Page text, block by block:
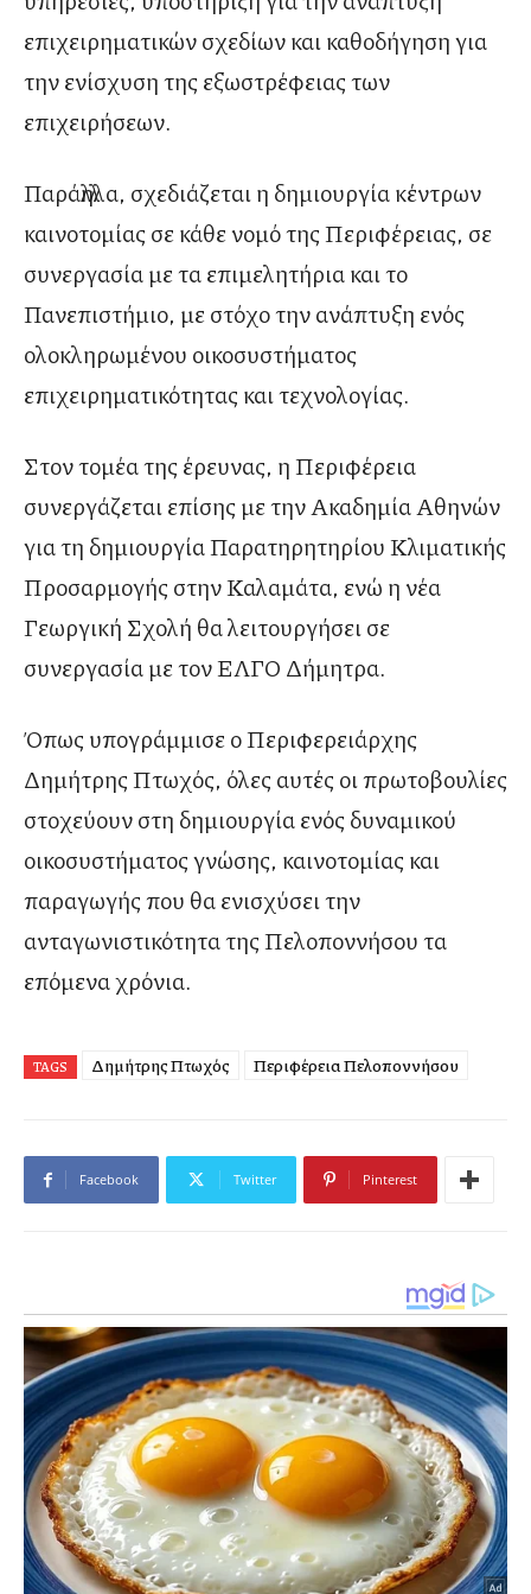
επιχειρηματικών σχεδίων και καθοδήγηση για
την ενίσχυση της εξωστρέφειας των
επιχειρήσεων.
Παράλληλα, σχεδιάζεται η δημιουργία κέντρων
καινοτομίας σε κάθε νομό της Περιφέρειας, σε
συνεργασία με τα επιμελητήρια και το
Πανεπιστήμιο, με στόχο την ανάπτυξη ενός
ολοκληρωμένου οικοσυστήματος
επιχειρηματικότητας και τεχνολογίας.
Στον τομέα της έρευνας, η Περιφέρεια
συνεργάζεται επίσης με την Ακαδημία Αθηνών
για τη δημιουργία Παρατηρητηρίου Κλιματικής
Προσαρμογής στην Καλαμάτα, ενώ η νέα
Γεωργική Σχολή θα λειτουργήσει σε
συνεργασία με τον ΕΛΓΟ Δήμητρα.
Όπως υπογράμμισε ο Περιφερειάρχης
Δημήτρης Πτωχός, όλες αυτές οι πρωτοβουλίες
στοχεύουν στη δημιουργία ενός δυναμικού
οικοσυστήματος γνώσης, καινοτομίας και
παραγωγής που θα ενισχύσει την
ανταγωνιστικότητα της Πελοποννήσου τα
επόμενα χρόνια.
TAGS Δημήτρης Πτωχός Περιφέρεια Πελοποννήσου
Facebook Twitter Pinterest